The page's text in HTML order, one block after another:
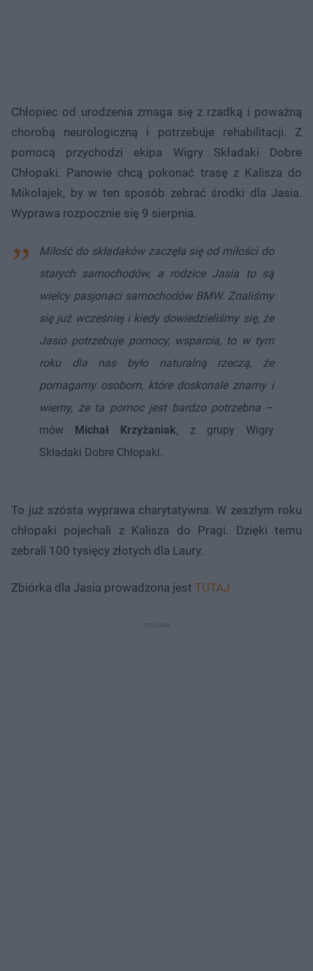
Chłopiec od urodzenia zmaga się z rzadką i poważną
chorobą neurologiczną i potrzebuje rehabilitacji. Z
pomocą przychodzi ekipa Wigry Składaki Dobre
Chłopaki. Panowie chcą pokonać trasę z Kalisza do
Mikołajek, by w ten sposób zebrać środki dla Jasia.
Wyprawa rozpocznie się 9 sierpnia.
Miłość do składaków zaczęła się od miłości do
starych samochodów, a rodzice Jasia to są
wielcy pasjonaci samochodów BMW. Znaliśmy
się już wcześniej i kiedy dowiedzieliśmy się, że
Jasio potrzebuje pomocy, wsparcia, to w tym
roku dla nas było naturalną rzeczą, że
pomagamy osobom, które doskonale znamy i
wiemy, że ta pomoc jest bardzo potrzebna –
mów Michał Krzyżaniak, z grupy Wigry
Składaki Dobre Chłopaki.
To już szósta wyprawa charytatywna. W zeszłym roku
chłopaki pojechali z Kalisza do Pragi. Dzięki temu
zebrali 100 tysięcy złotych dla Laury.
Zbiórka dla Jasia prowadzona jest TUTAJ